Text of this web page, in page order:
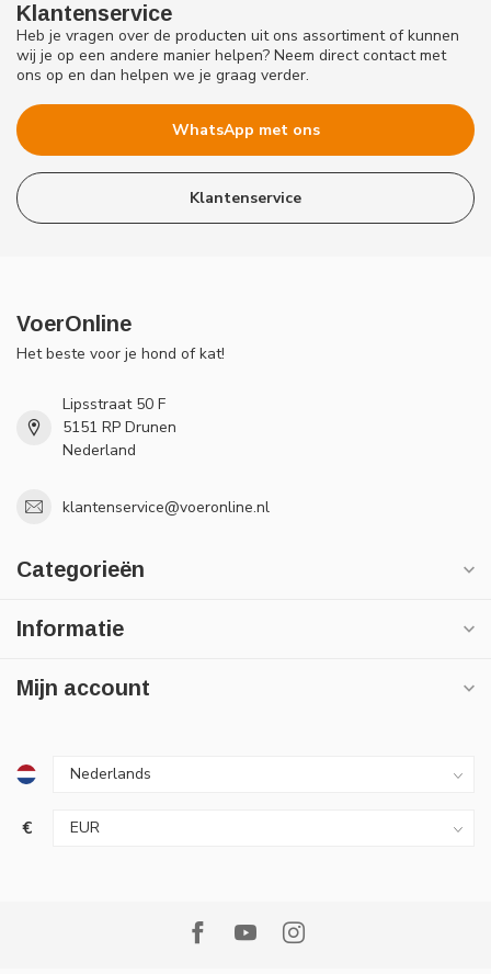
Klantenservice
Heb je vragen over de producten uit ons assortiment of kunnen
wij je op een andere manier helpen? Neem direct contact met
ons op en dan helpen we je graag verder.
WhatsApp met ons
Klantenservice
VoerOnline
Het beste voor je hond of kat!
Lipsstraat 50 F
5151 RP Drunen
Nederland
klantenservice@voeronline.nl
Categorieën
Informatie
Mijn account
€